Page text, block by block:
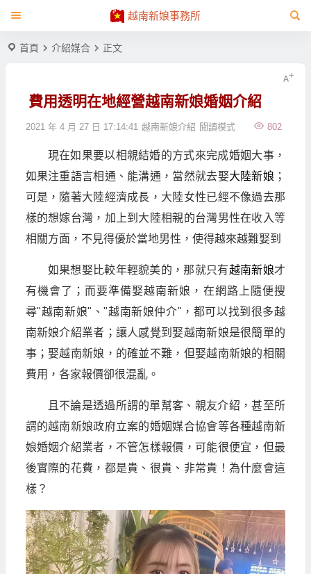
越南新娘事務所
首頁 介紹媒合 正文
費用透明在地經營越南新娘婚姻介紹
2021 年 4 月 27 日 17:14:41 越南新娘介紹 802
閱讀模式
現在如果要以相親結婚的方式來完成婚姻大事，
如果注重語言相通、能溝通，當然就去娶大陸新娘 ；
可是，隨著大陸經濟成長，大陸女性已經不像過去那
樣的想嫁台灣，加上到大陸相親的台灣男性在收入等
相關方面，不見得優於當地男性，使得越來越難娶到
如果想娶比較年輕貌美的，那就只有越南新娘才
有機會了；而要準備娶越南新娘，在網路上隨便搜
尋"越南新娘"、"越南新娘仲介"，都可以找到很多越
南新娘介紹業者；讓人感覺到娶越南新娘是很簡單的
事；娶越南新娘，的確並不難，但娶越南新娘的相關
費用，各家報價卻很混亂。
且不論是透過所謂的單幫客、親友介紹，甚至所
謂的越南新娘政府立案的婚姻媒合協會等各種越南新
娘婚姻介紹業者，不管怎樣報價，可能很便宜，但最
後實際的花費，都是貴、很貴、非常貴！為什麼會這
樣？